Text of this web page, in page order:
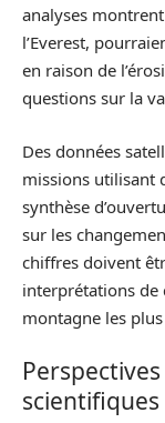
analyses
l’Everest,
en raison de
questions sur la
Des données
missions utilisant
synthèse
sur les
chiffres doivent
interprétations de
montagne les
scientifiques